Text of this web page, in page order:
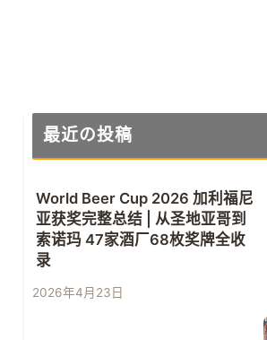
最近の投稿
World Beer Cup 2026 加利福尼
亚获奖完整总结 | 从圣地亚哥到
索诺玛 47家酒厂68枚奖牌全收
录
2026年4月23日